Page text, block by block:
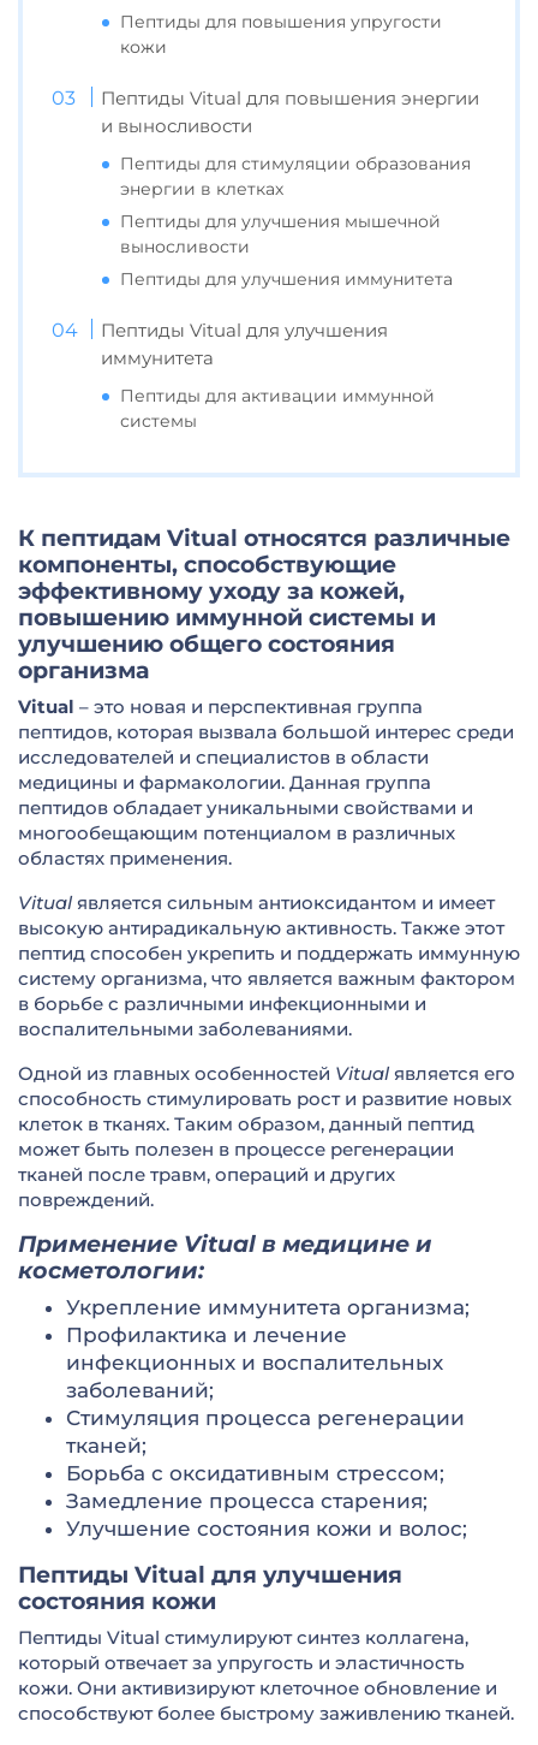
Пептиды для повышения упругости
кожи
Пептиды Vitual для повышения энергии
и выносливости
Пептиды для стимуляции образования
энергии в клетках
Пептиды для улучшения мышечной
выносливости
Пептиды для улучшения иммунитета
Пептиды Vitual для улучшения
иммунитета
Пептиды для активации иммунной
системы
К пептидам Vitual относятся различные
компоненты, способствующие
эффективному уходу за кожей,
повышению иммунной системы и
улучшению общего состояния
организма
Vitual – это новая и перспективная группа
пептидов, которая вызвала большой интерес среди
исследователей и специалистов в области
медицины и фармакологии. Данная группа
пептидов обладает уникальными свойствами и
многообещающим потенциалом в различных
областях применения.
Vitualявляется сильным антиоксидантом и имеет
высокую антирадикальную активность. Также этот
пептид способен укрепить и поддержать иммунную
систему организма, что является важным фактором
в борьбе с различными инфекционными и
воспалительными заболеваниями.
Одной из главных особенностей Vitualявляется его
способность стимулировать рост и развитие новых
клеток в тканях. Таким образом, данный пептид
может быть полезен в процессе регенерации
тканей после травм, операций и других
повреждений.
Применение Vitual в медицине и
косметологии:
Укрепление иммунитета организма;
Профилактика и лечение
инфекционных и воспалительных
заболеваний;
Стимуляция процесса регенерации
тканей;
Борьба с оксидативным стрессом;
Замедление процесса старения;
Улучшение состояния кожи и волос;
Пептиды Vitual для улучшения
состояния кожи
Пептиды Vitual стимулируют синтез коллагена,
который отвечает за упругость и эластичность
кожи. Они активизируют клеточное обновление и
способствуют более быстрому заживлению тканей.